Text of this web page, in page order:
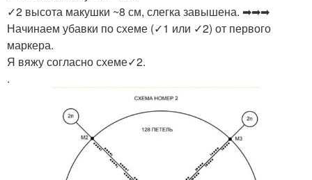
✓2 высота макушки ~8 см, слегка завышена. ➡➡➡
Начинаем убавки по схеме (✓1 или ✓2) от первого
маркера.
Я вяжу согласно схеме✓2.
.